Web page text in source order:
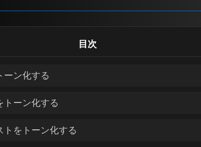
目次
ーン化する
トーン化する
トをトーン化する